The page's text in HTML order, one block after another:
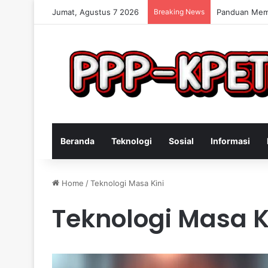
Jumat, Agustus 7 2026 Breaking News
Beranda Teknologi Sosial Informasi
Home /Teknologi Masa Kini
Teknologi Masa